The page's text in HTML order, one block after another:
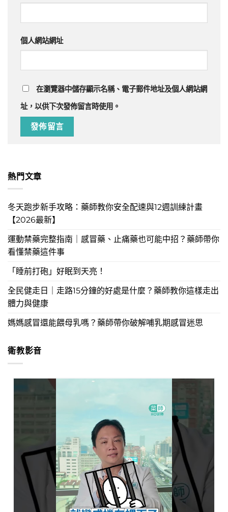
個人網站網址
在瀏覽器中儲存顯示名稱、電子郵件地址及個人網站網
址，以供下次發佈留言時使用。
熱門文章
冬天跑步新手攻略：藥師教你安全配速與12週訓練計畫
【2026最新】
運動禁藥完整指南｜感冒藥、止痛藥也可能中招？藥師帶你
看懂禁藥這件事
「睡前打砲」好眠到天亮！
全民健走日｜走路15分鐘的好處是什麼？藥師教你這樣走出
體力與健康
媽媽感冒還能餵母乳嗎？藥師帶你破解哺乳期感冒迷思
衛教影音